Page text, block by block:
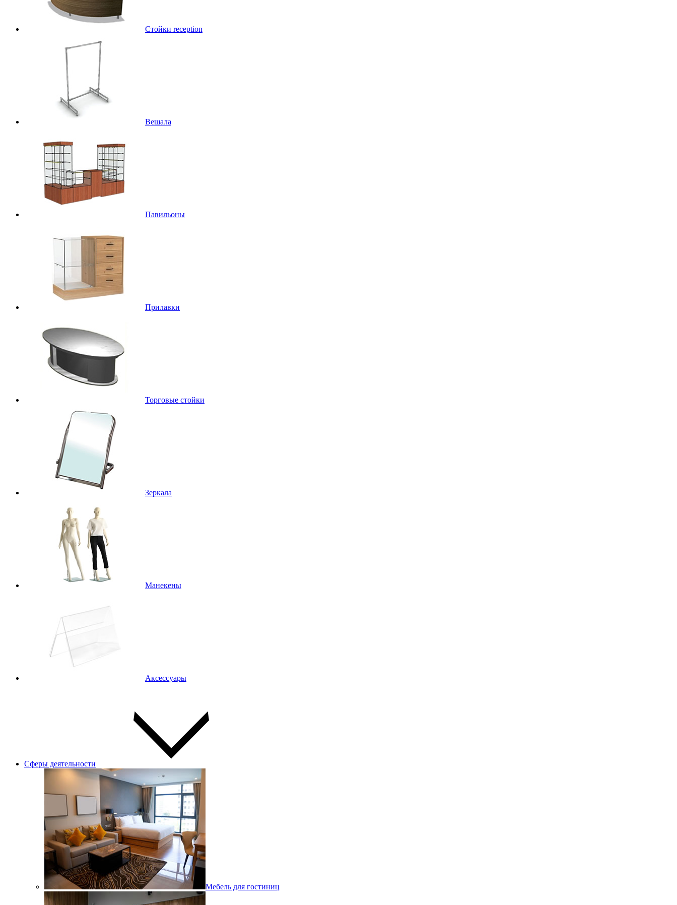
Стойки reception
Вешала
Павильоны
Прилавки
Торговые стойки
Зеркала
Манекены
Аксессуары
Сферы деятельности
Мебель для гостиниц